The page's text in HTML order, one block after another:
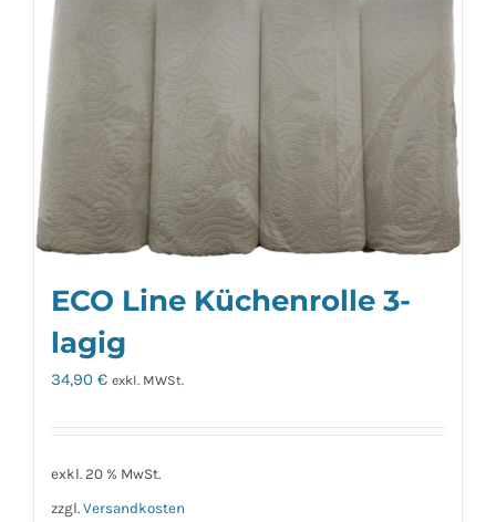
ECO Line Küchenrolle 3-
lagig
34,90 € exkl. MWSt.
exkl. 20 % MwSt.
zzgl. Versandkosten